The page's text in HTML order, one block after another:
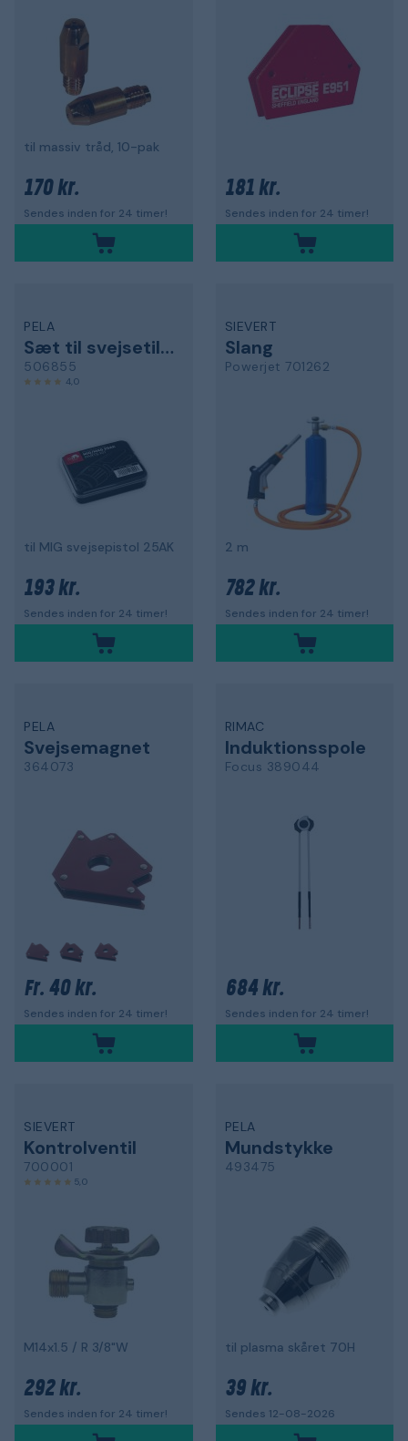
til massiv tråd, 10-pak
170 kr.
Sendes inden for 24 timer!
181 kr.
Sendes inden for 24 timer!
PELA
Sæt til svejsetilbehør
506855
4,0
til MIG svejsepistol 25AK
193 kr.
Sendes inden for 24 timer!
SIEVERT
Slang
Powerjet 701262
2 m
782 kr.
Sendes inden for 24 timer!
PELA
Svejsemagnet
364073
Fr. 40 kr.
Sendes inden for 24 timer!
RIMAC
Induktionsspole
Focus 389044
684 kr.
Sendes inden for 24 timer!
SIEVERT
Kontrolventil
700001
5,0
M14x1.5 / R 3/8"W
292 kr.
Sendes inden for 24 timer!
PELA
Mundstykke
493475
til plasma skåret 70H
39 kr.
Sendes 12-08-2026